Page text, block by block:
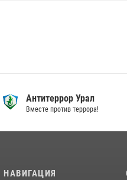
Антитеррор Урал
Вместе против террора!
НАВИГАЦИЯ